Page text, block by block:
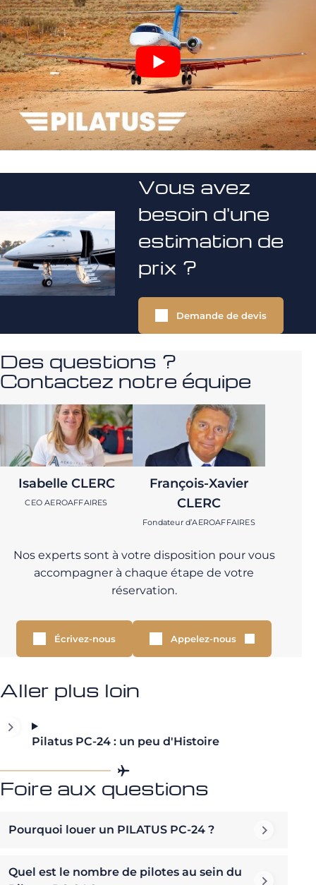
Vous avez
besoin d'une
estimation de
prix ?
Demande de devis
Des questions ?
Contactez notre équipe
Isabelle CLERC
CEO AEROAFFAIRES
François-Xavier
CLERC
Fondateur d’AEROAFFAIRES
Nos experts sont à votre disposition pour vous
accompagner à chaque étape de votre
réservation.
Écrivez-nous Appelez-nous
Aller plus loin
Pilatus PC-24 : un peu d'Histoire
Foire aux questions
Pourquoi louer un PILATUS PC-24 ?
Quel est le nombre de pilotes au sein du